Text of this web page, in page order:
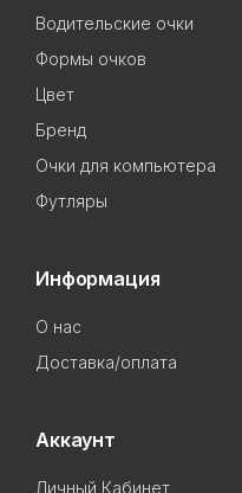
Водительские очки
Формы очков
Цвет
Бренд
Очки для компьютера
Футляры
Информация
О нас
Доставка/оплата
Аккаунт
Личный Кабинет